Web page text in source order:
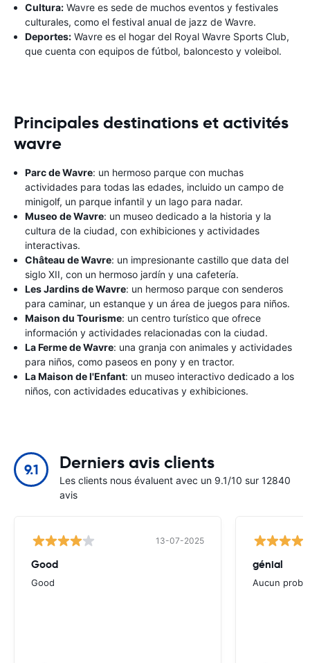
Cultura: Wavre es sede de muchos eventos y festivales
culturales, como el festival anual de jazz de Wavre.
Deportes: Wavre es el hogar del Royal Wavre Sports Club,
que cuenta con equipos de fútbol, ​​baloncesto y voleibol.
Principales destinations et activités
wavre
Parc de Wavre: un hermoso parque con muchas
actividades para todas las edades, incluido un campo de
minigolf, un parque infantil y un lago para nadar.
Museo de Wavre: un museo dedicado a la historia y la
cultura de la ciudad, con exhibiciones y actividades
interactivas.
Château de Wavre: un impresionante castillo que data del
siglo XII, con un hermoso jardín y una cafetería.
Les Jardins de Wavre: un hermoso parque con senderos
para caminar, un estanque y un área de juegos para niños.
Maison du Tourisme: un centro turístico que ofrece
información y actividades relacionadas con la ciudad.
La Ferme de Wavre: una granja con animales y actividades
para niños, como paseos en pony y en tractor.
La Maison de l'Enfant: un museo interactivo dedicado a los
niños, con actividades educativas y exhibiciones.
9.1 Derniers avis clients
Les clients nous évaluent avec un 9.1/10 sur 12840
avis
13-07-2025
Good
Good
génial
Aucun